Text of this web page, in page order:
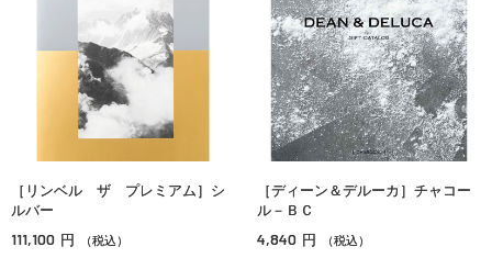
［リンベル ザ プレミアム］シ
ルバー
111,100 円 （税込）
［ディーン＆デルーカ］チャコー
ル－ＢＣ
4,840 円 （税込）